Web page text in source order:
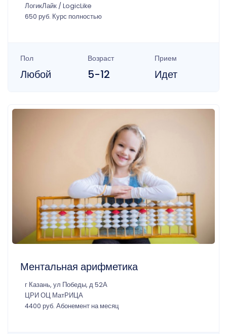
ЛогикЛайк / LogicLike
650 руб. Курс полностью
Пол
Любой
Возраст
5-12
Прием
Идет
Ментальная арифметика
г Казань, ул Победы, д 52А
ЦРИ ОЦ МатРИЦА
4400 руб. Абонемент на месяц